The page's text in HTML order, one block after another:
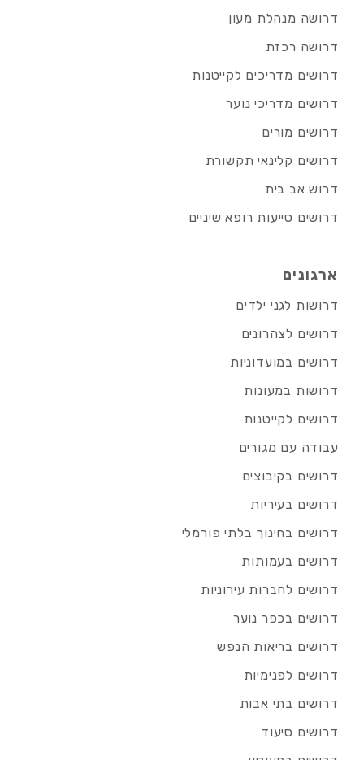
דרושה מנהלת מעון
דרושה רכזת
דרושים מדריכים לקייטנות
דרושים מדריכי נוער
דרושים מורים
דרושים קלינאי תקשורת
דרוש אב בית
דרושים סייעות רופא שיניים
ארגונים
דרושות לגני ילדים
דרושים לצהרונים
דרושים במועדוניות
דרושות במעונות
דרושים לקייטנות
עבודה עם מגורים
דרושים בקיבוצים
דרושים בעיריות
דרושים בחינוך בלתי פורמלי
דרושים בעמותות
דרושים לחברות עירוניות
דרושים בכפר נוער
דרושים בריאות הנפש
דרושים לפנימיות
דרושים בתי אבות
דרושים סיעוד